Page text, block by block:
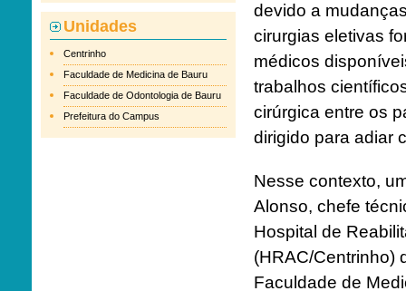
Unidades
Centrinho
Faculdade de Medicina de Bauru
Faculdade de Odontologia de Bauru
Prefeitura do Campus
devido a
cirurgias eletivas
médicos
trabalhos
cirúrgica entre os
dirigido para adiar
Nesse contexto,
Alonso, chefe
Hospital de
(HRAC/Centrinho)
Faculdade de